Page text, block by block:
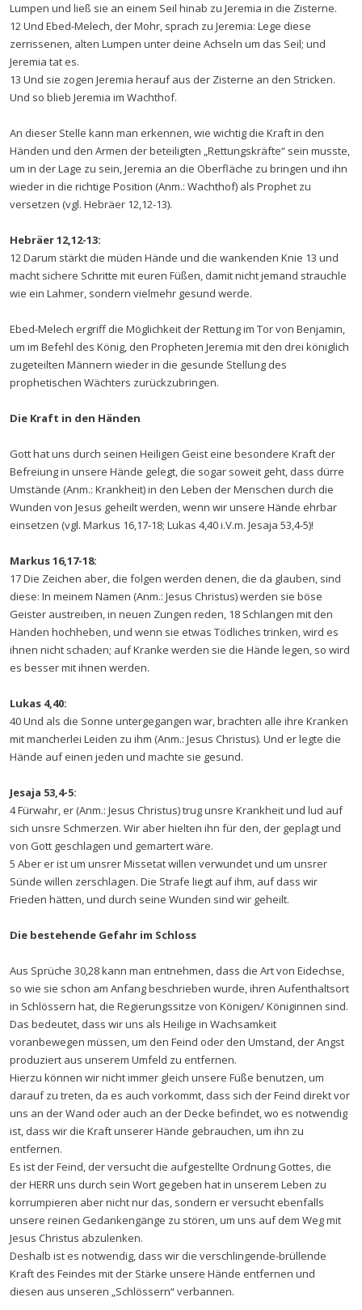
Lumpen und ließ sie an einem Seil hinab zu Jeremia in die Zisterne.
12 Und Ebed-Melech, der Mohr, sprach zu Jeremia: Lege diese
zerrissenen, alten Lumpen unter deine Achseln um das Seil; und
Jeremia tat es.
13 Und sie zogen Jeremia herauf aus der Zisterne an den Stricken.
Und so blieb Jeremia im Wachthof.
An dieser Stelle kann man erkennen, wie wichtig die Kraft in den
Händen und den Armen der beteiligten „Rettungskräfte“ sein musste,
um in der Lage zu sein, Jeremia an die Oberfläche zu bringen und ihn
wieder in die richtige Position (Anm.: Wachthof) als Prophet zu
versetzen (vgl. Hebräer 12,12-13).
Hebräer 12,12-13:
12 Darum stärkt die müden Hände und die wankenden Knie 13 und
macht sichere Schritte mit euren Füßen, damit nicht jemand strauchle
wie ein Lahmer, sondern vielmehr gesund werde.
Ebed-Melech ergriff die Möglichkeit der Rettung im Tor von Benjamin,
um im Befehl des König, den Propheten Jeremia mit den drei königlich
zugeteilten Männern wieder in die gesunde Stellung des
prophetischen Wächters zurückzubringen.
Die Kraft in den Händen
Gott hat uns durch seinen Heiligen Geist eine besondere Kraft der
Befreiung in unsere Hände gelegt, die sogar soweit geht, dass dürre
Umstände (Anm.: Krankheit) in den Leben der Menschen durch die
Wunden von Jesus geheilt werden, wenn wir unsere Hände ehrbar
einsetzen (vgl. Markus 16,17-18; Lukas 4,40 i.V.m. Jesaja 53,4-5)!
Markus 16,17-18:
17 Die Zeichen aber, die folgen werden denen, die da glauben, sind
diese: In meinem Namen (Anm.: Jesus Christus) werden sie böse
Geister austreiben, in neuen Zungen reden, 18 Schlangen mit den
Händen hochheben, und wenn sie etwas Tödliches trinken, wird es
ihnen nicht schaden; auf Kranke werden sie die Hände legen, so wird
es besser mit ihnen werden.
Lukas 4,40:
40 Und als die Sonne untergegangen war, brachten alle ihre Kranken
mit mancherlei Leiden zu ihm (Anm.: Jesus Christus). Und er legte die
Hände auf einen jeden und machte sie gesund.
Jesaja 53,4-5:
4 Fürwahr, er (Anm.: Jesus Christus) trug unsre Krankheit und lud auf
sich unsre Schmerzen. Wir aber hielten ihn für den, der geplagt und
von Gott geschlagen und gemartert wäre.
5 Aber er ist um unsrer Missetat willen verwundet und um unsrer
Sünde willen zerschlagen. Die Strafe liegt auf ihm, auf dass wir
Frieden hätten, und durch seine Wunden sind wir geheilt.
Die bestehende Gefahr im Schloss
Aus Sprüche 30,28 kann man entnehmen, dass die Art von Eidechse,
so wie sie schon am Anfang beschrieben wurde, ihren Aufenthaltsort
in Schlössern hat, die Regierungssitze von Königen/ Königinnen sind.
Das bedeutet, dass wir uns als Heilige in Wachsamkeit
voranbewegen müssen, um den Feind oder den Umstand, der Angst
produziert aus unserem Umfeld zu entfernen.
Hierzu können wir nicht immer gleich unsere Füße benutzen, um
darauf zu treten, da es auch vorkommt, dass sich der Feind direkt vor
uns an der Wand oder auch an der Decke befindet, wo es notwendig
ist, dass wir die Kraft unserer Hände gebrauchen, um ihn zu
entfernen.
Es ist der Feind, der versucht die aufgestellte Ordnung Gottes, die
der HERR uns durch sein Wort gegeben hat in unserem Leben zu
korrumpieren aber nicht nur das, sondern er versucht ebenfalls
unsere reinen Gedankengänge zu stören, um uns auf dem Weg mit
Jesus Christus abzulenken.
Deshalb ist es notwendig, dass wir die verschlingende-brüllende
Kraft des Feindes mit der Stärke unsere Hände entfernen und
diesen aus unseren „Schlössern“ verbannen.